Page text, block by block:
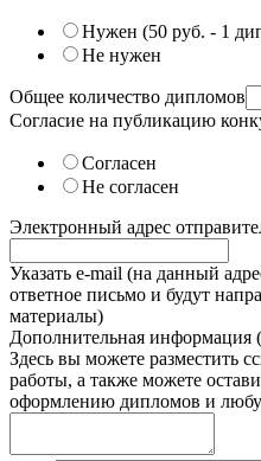
Нужен (50 руб. - 1
Не нужен
Общее количество дипломов
Согласие на публикацию
Согласен
Не согласен
Электронный адрес
Указать e-mail (на данный
ответное письмо и будут
материалы)
Дополнительная информация
Здесь вы можете разместить
работы, а также можете
оформлению дипломов и